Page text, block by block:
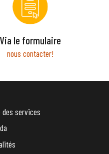
Via le formulaire
nous contacter!
des services